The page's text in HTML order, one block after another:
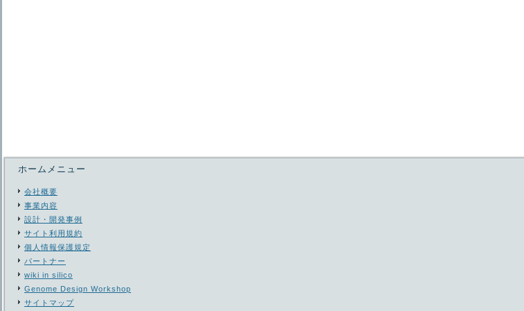
ホームメニュー
会社概要
事業内容
設計・開発事例
サイト利用規約
個人情報保護規定
パートナー
wiki in silico
Genome Design Workshop
サイトマップ